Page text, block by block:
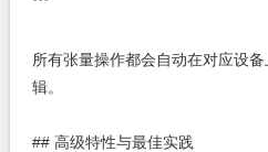
```
所有张量操作都会自动在对应设
辑。
## 高级特性与最佳实践